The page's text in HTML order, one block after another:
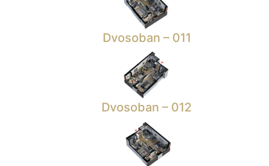
Dvosoban – 011
Dvosoban – 012